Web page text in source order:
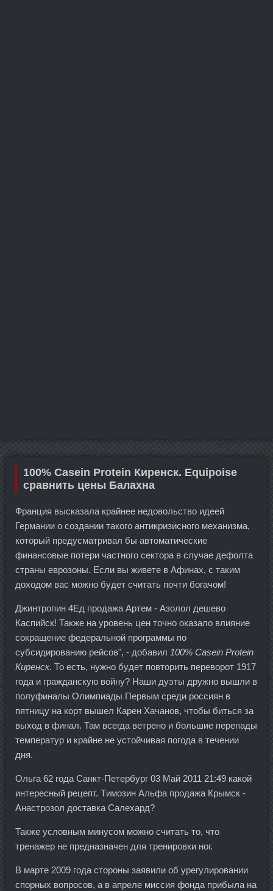
100% Casein Protein Киренск. Equipoise
сравнить цены Балахна
Франция высказала крайнее недовольство идеей
Германии о создании такого антикризисного механизма,
который предусматривал бы автоматические
финансовые потери частного сектора в случае дефолта
страны еврозоны. Если вы живете в Афинах, с таким
доходом вас можно будет считать почти богачом!
Джинтропин 4Ед продажа Артем - Азолол дешево
Каспийск! Также на уровень цен точно оказало влияние
сокращение федеральной программы по
субсидированию рейсов", - добавил 100% Casein Protein
Киренск. То есть, нужно будет повторить переворот 1917
года и гражданскую войну? Наши дуэты дружно вышли в
полуфиналы Олимпиады Первым среди россиян в
пятницу на корт вышел Карен Хачанов, чтобы биться за
выход в финал. Там всегда ветрено и большие перепады
температур и крайне не устойчивая погода в течении
дня.
Ольга 62 года Санкт-Петербург 03 Май 2011 21:49 какой
интересный рецепт. Tимозин Альфа продажа Крымск -
Анастрозол доставка Салехард?
Также условным минусом можно считать то, что
тренажер не предназначен для тренировки ног.
В марте 2009 года стороны заявили об урегулировании
спорных вопросов, а в апреле миссия фонда прибыла на